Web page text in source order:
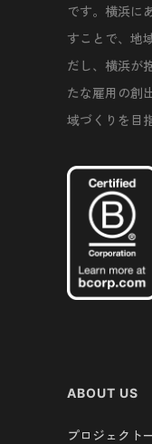
です。横浜に
すことで、地
だし、横浜が
たな雇用の創
域づくりを目
ABOUT US
プロジェクト